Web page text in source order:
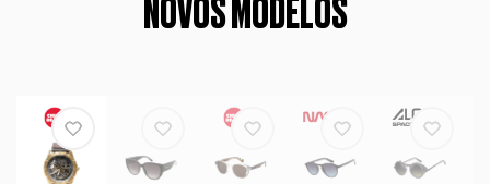
NOVOS MODELOS